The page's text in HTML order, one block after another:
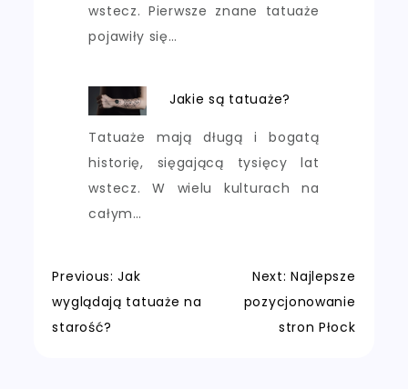
wstecz. Pierwsze znane tatuaże
pojawiły się…
Jakie są tatuaże?
Tatuaże mają długą i bogatą
historię, sięgającą tysięcy lat
wstecz. W wielu kulturach na
całym…
Nawigacja
wpisu
Previous: Jak
wyglądają tatuaże na
starość?
Next: Najlepsze
pozycjonowanie
stron Płock